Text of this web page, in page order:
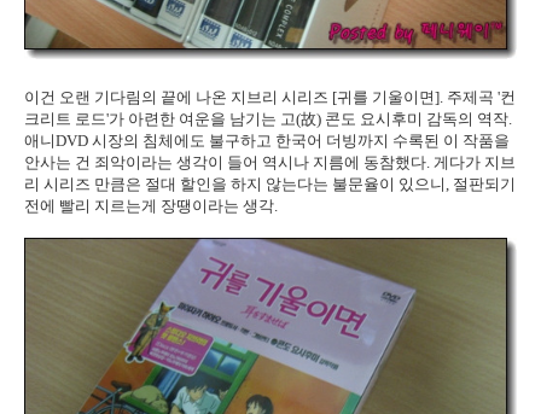
이건 오랜 기다림의 끝에 나온 지브리 시리즈 [귀를 기울이면]. 주제곡 '컨
크리트 로드'가 아련한 여운을 남기는 고(故) 콘도 요시후미 감독의 역작.
애니DVD 시장의 침체에도 불구하고 한국어 더빙까지 수록된 이 작품을
안사는 건 죄악이라는 생각이 들어 역시나 지름에 동참했다. 게다가 지브
리 시리즈 만큼은 절대 할인을 하지 않는다는 불문율이 있으니, 절판되기
전에 빨리 지르는게 장땡이라는 생각.